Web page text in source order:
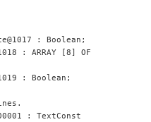
: Boolean;
: Boolean;
: TextConst